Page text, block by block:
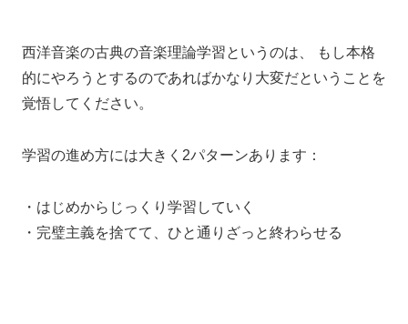
西洋音楽の古典の音楽理論学習というのは、 もし本格
的にやろうとするのであればかなり大変だということを
覚悟してください。
学習の進め方には大きく2パターンあります：
・はじめからじっくり学習していく
・完璧主義を捨てて、ひと通りざっと終わらせる